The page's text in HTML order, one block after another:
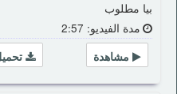
بيا مطلوب
مدة الفيديو: 2:57
مشاهدة